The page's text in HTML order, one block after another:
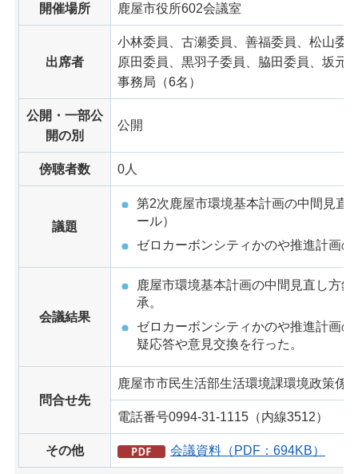
開催場所 鹿屋市役所602会議室
出席者
小林委員、古瀬委員、善福委員、松山委
原田委員、黒羽子委員、脇田委員、坂元
事務局（6名）
公開・一部公
開の別
公開
傍聴者数 0人
議題
第2次鹿屋市環境基本計画の中間見直
ール）
ゼロカーボンシティかのや推進計画
会議結果
鹿屋市環境基本計画の中間見直し方
承。
ゼロカーボンシティかのや推進計画
疑応答や意見交換を行った。
問合せ先
鹿屋市市民生活部生活環境課環境政策係
電話番号0994-31-1115（内線3512）
その他 会議資料（PDF：694KB）